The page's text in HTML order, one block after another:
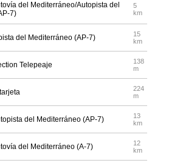
del Mediterráneo/Autopista del
7)
5
km
del Mediterráneo (AP-7)
15
km
Telepeaje
138
m
224
m
del Mediterráneo (AP-7)
13
km
del Mediterráneo (A-7)
12
km